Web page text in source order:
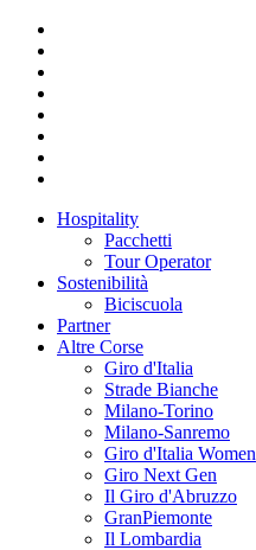
Hospitality
Pacchetti
Tour Operator
Sostenibilità
Biciscuola
Partner
Altre Corse
Giro d'Italia
Strade Bianche
Milano-Torino
Milano-Sanremo
Giro d'Italia Women
Giro Next Gen
Il Giro d'Abruzzo
GranPiemonte
Il Lombardia